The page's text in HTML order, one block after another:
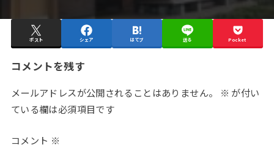
ポスト シェア はてブ 送る Pocket
コメントを残す
メールアドレスが公開されることはありません。 ※ が付い
ている欄は必須項目です
コメント ※